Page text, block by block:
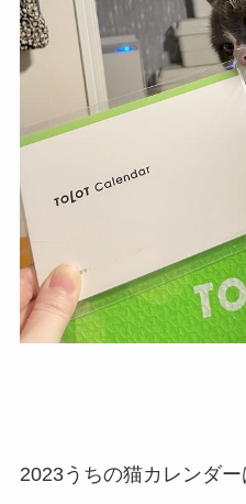
2023うちの猫カレンダー